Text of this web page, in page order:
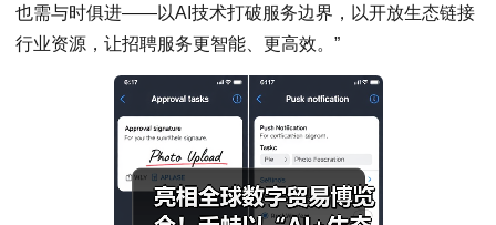
也需与时俱进——以AI技术打破服务边界，以开放生态链接
行业资源，让招聘服务更智能、更高效。”